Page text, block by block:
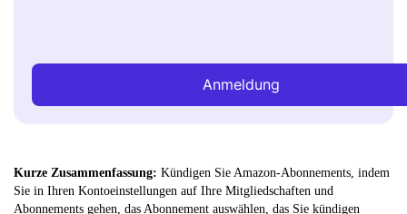
Anmeldung
Kurze Zusammenfassung: Kündigen Sie Amazon-Abonnements, indem
Sie in Ihren Kontoeinstellungen auf Ihre Mitgliedschaften und
Abonnements gehen, das Abonnement auswählen, das Sie kündigen